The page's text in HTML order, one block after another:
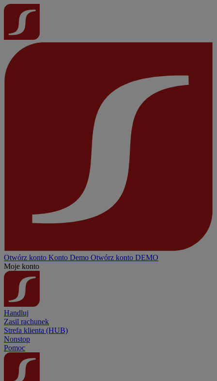
Otwórz konto Konto Demo Otwórz konto DEMO
Moje konto
Handluj
Zasil rachunek
Strefa klienta (HUB)
Nonstop
Pomoc